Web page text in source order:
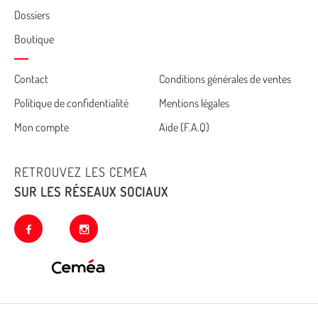
Dossiers
Boutique
Cemea
footer
Contact
Conditions générales de ventes
Politique de confidentialité
Mentions légales
Mon compte
Aide (F.A.Q)
RETROUVEZ LES CEMEA
SUR LES RÉSEAUX SOCIAUX
facebook instagram